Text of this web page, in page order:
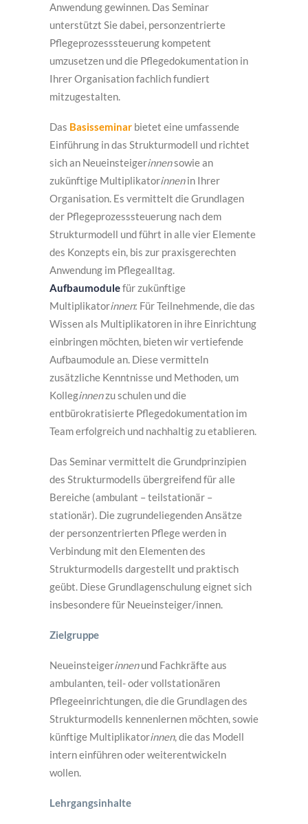
Anwendung gewinnen. Das Seminar
unterstützt Sie dabei, personzentrierte
Pflegeprozesssteuerung kompetent
umzusetzen und die Pflegedokumentation in
Ihrer Organisation fachlich fundiert
mitzugestalten.
Das Basisseminar bietet eine umfassende
Einführung in das Strukturmodell und richtet
sich an Neueinsteigerinnensowie an
zukünftige Multiplikatorinnenin Ihrer
Organisation. Es vermittelt die Grundlagen
der Pflegeprozesssteuerung nach dem
Strukturmodell und führt in alle vier Elemente
des Konzepts ein, bis zur praxisgerechten
Anwendung im Pflegealltag.
Aufbaumodulefür zukünftige
Multiplikatorinnen: Für Teilnehmende, die das
Wissen als Multiplikatoren in ihre Einrichtung
einbringen möchten, bieten wir vertiefende
Aufbaumodule an. Diese vermitteln
zusätzliche Kenntnisse und Methoden, um
Kolleginnenzu schulen und die
entbürokratisierte Pflegedokumentation im
Team erfolgreich und nachhaltig zu etablieren.
Das Seminar vermittelt die Grundprinzipien
des Strukturmodells übergreifend für alle
Bereiche (ambulant – teilstationär –
stationär). Die zugrundeliegenden Ansätze
der personzentrierten Pflege werden in
Verbindung mit den Elementen des
Strukturmodells dargestellt und praktisch
geübt. Diese Grundlagenschulung eignet sich
insbesondere für Neueinsteiger/innen.
Zielgruppe
Neueinsteigerinnenund Fachkräfte aus
ambulanten, teil- oder vollstationären
Pflegeeinrichtungen, die die Grundlagen des
Strukturmodells kennenlernen möchten, sowie
künftige Multiplikatorinnen, die das Modell
intern einführen oder weiterentwickeln
wollen.
Lehrgangsinhalte